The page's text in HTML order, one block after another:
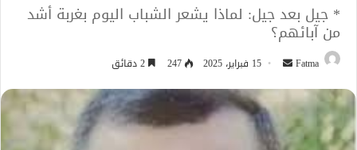
* جيل بعد جيل: لماذا يشعر الشباب اليوم بغربة أشد
من آبائهم؟
Fatma
أرسل
إلكترونيا
15 فبراير، 2025 247